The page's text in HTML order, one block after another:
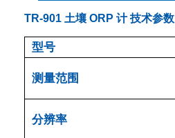
TR-901 土壤 ORP 计 技术参数
型号
测量范围
分辨率